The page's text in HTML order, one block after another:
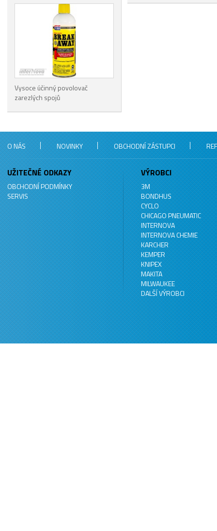
Vysoce účinný povolovač
zarezlých spojů
O NÁS NOVINKY OBCHODNÍ ZÁSTUPCI
UŽITEČNÉ ODKAZY
OBCHODNÍ PODMÍNKY
SERVIS
VÝROBCI
3M
BONDHUS
CYCLO
CHICAGO PNEUMATIC
INTERNOVA
INTERNOVA CHEMIE
KARCHER
KEMPER
KNIPEX
MAKITA
MILWAUKEE
DALŠÍ VÝROBCI